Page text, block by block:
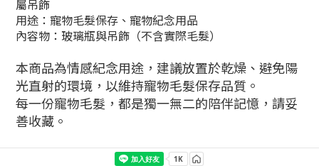
屬吊飾
用途：寵物毛髮保存、寵物紀念用品
內容物：玻璃瓶與吊飾（不含實際毛髮）
本商品為情感紀念用途，建議放置於乾燥、避免陽
光直射的環境，以維持寵物毛髮保存品質。
每一份寵物毛髮，都是獨一無二的陪伴記憶，請妥
善收藏。